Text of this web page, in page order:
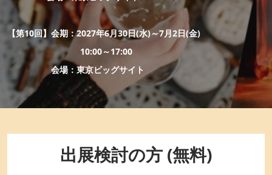
JFEX
WINE
～
【第10回】会期：2027年6月30日(水)～7月2日(金)
10:00～17:00
会場：東京ビッグサイト
出展検討の方 (無料)